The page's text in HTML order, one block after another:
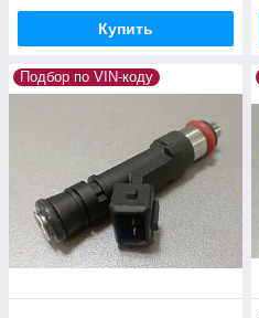
Купить
Подбор по VIN-коду